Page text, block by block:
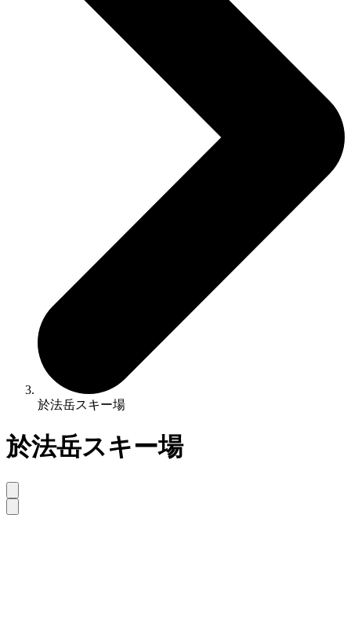
於法岳スキー場
於法岳スキー場